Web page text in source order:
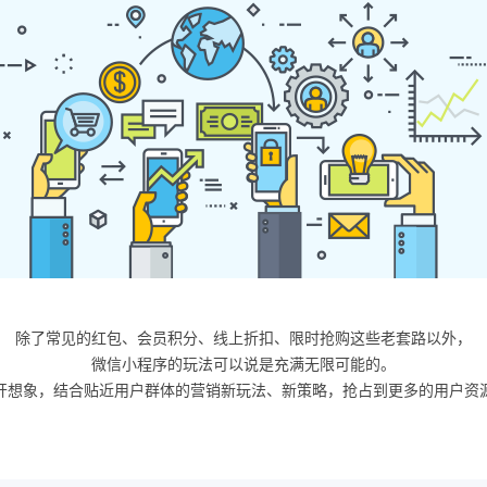
除了常见的红包、会员积分、线上折扣、限时抢购这些老套路以外，
微信小程序的玩法可以说是充满无限可能的。
想象，结合贴近用户群体的营销新玩法、新策略，抢占到更多的用户资